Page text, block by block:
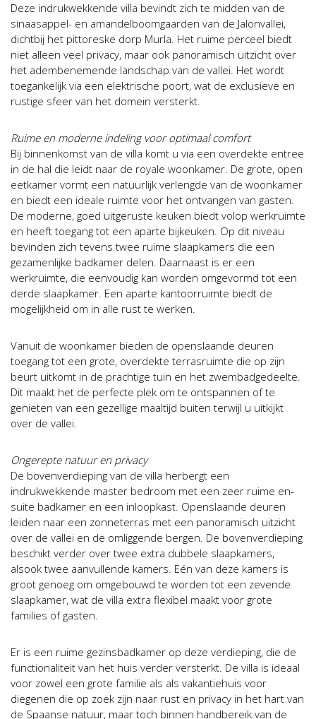
Deze indrukwekkende villa bevindt zich te midden van de
sinaasappel- en amandelboomgaarden van de Jalonvallei,
dichtbij het pittoreske dorp Murla. Het ruime perceel biedt
niet alleen veel privacy, maar ook panoramisch uitzicht over
het adembenemende landschap van de vallei. Het wordt
toegankelijk via een elektrische poort, wat de exclusieve en
rustige sfeer van het domein versterkt.
Ruime en moderne indeling voor optimaal comfort
Bij binnenkomst van de villa komt u via een overdekte entree
in de hal die leidt naar de royale woonkamer. De grote, open
eetkamer vormt een natuurlijk verlengde van de woonkamer
en biedt een ideale ruimte voor het ontvangen van gasten.
De moderne, goed uitgeruste keuken biedt volop werkruimte
en heeft toegang tot een aparte bijkeuken. Op dit niveau
bevinden zich tevens twee ruime slaapkamers die een
gezamenlijke badkamer delen. Daarnaast is er een
werkruimte, die eenvoudig kan worden omgevormd tot een
derde slaapkamer. Een aparte kantoorruimte biedt de
mogelijkheid om in alle rust te werken.
Vanuit de woonkamer bieden de openslaande deuren
toegang tot een grote, overdekte terrasruimte die op zijn
beurt uitkomt in de prachtige tuin en het zwembadgedeelte.
Dit maakt het de perfecte plek om te ontspannen of te
genieten van een gezellige maaltijd buiten terwijl u uitkijkt
over de vallei.
Ongerepte natuur en privacy
De bovenverdieping van de villa herbergt een
indrukwekkende master bedroom met een zeer ruime en-
suite badkamer en een inloopkast. Openslaande deuren
leiden naar een zonneterras met een panoramisch uitzicht
over de vallei en de omliggende bergen. De bovenverdieping
beschikt verder over twee extra dubbele slaapkamers,
alsook twee aanvullende kamers. Eén van deze kamers is
groot genoeg om omgebouwd te worden tot een zevende
slaapkamer, wat de villa extra flexibel maakt voor grote
families of gasten.
Er is een ruime gezinsbadkamer op deze verdieping, die de
functionaliteit van het huis verder versterkt. De villa is ideaal
voor zowel een grote familie als als vakantiehuis voor
diegenen die op zoek zijn naar rust en privacy in het hart van
de Spaanse natuur, maar toch binnen handbereik van de